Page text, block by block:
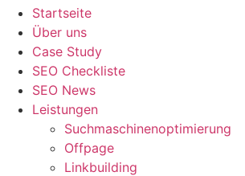
Startseite
Über uns
Case Study
SEO Checkliste
SEO News
Leistungen
Suchmaschinenoptimierung
Offpage
Linkbuilding